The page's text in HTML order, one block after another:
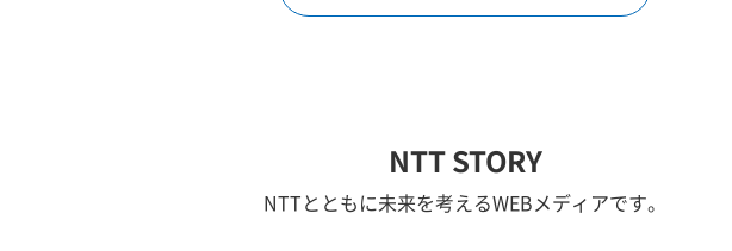
NTT STORY
NTTとともに未来を考えるWEBメディアです。